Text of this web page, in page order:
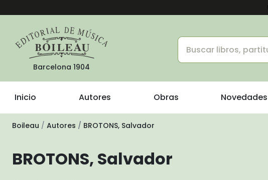
Barcelona 1904
Inicio Autores Obras Novedades
Boileau Autores BROTONS, Salvador
BROTONS, Salvador